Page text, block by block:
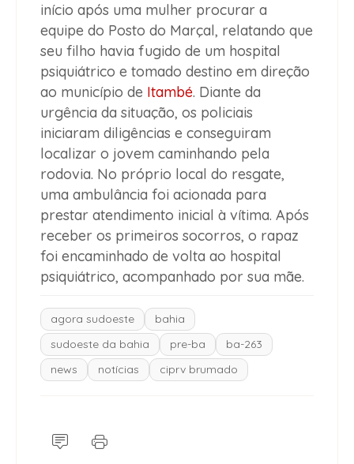
início após uma mulher procurar a
equipe do Posto do Marçal, relatando que
seu filho havia fugido de um hospital
psiquiátrico e tomado destino em direção
ao município de Itambé. Diante da
urgência da situação, os policiais
iniciaram diligências e conseguiram
localizar o jovem caminhando pela
rodovia. No próprio local do resgate,
uma ambulância foi acionada para
prestar atendimento inicial à vítima. Após
receber os primeiros socorros, o rapaz
foi encaminhado de volta ao hospital
psiquiátrico, acompanhado por sua mãe.
agora sudoeste
bahia
sudoeste da bahia
pre-ba
ba-263
news
notícias ciprv brumado